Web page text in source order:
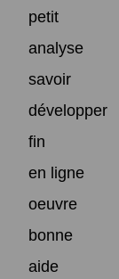
petit
analyse
savoir
développer
fin
en ligne
oeuvre
bonne
aide